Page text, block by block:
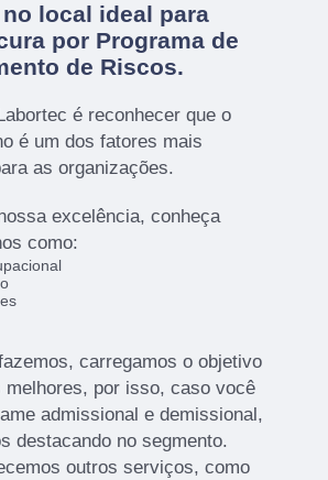
local ideal para
por Programa de
de Riscos.
é reconhecer que o
é um dos fatores mais
as organizações.
excelência, conheça
como:
carregamos o objetivo
melhores, por isso, caso você
admissional e demissional,
destacando no segmento.
outros serviços, como